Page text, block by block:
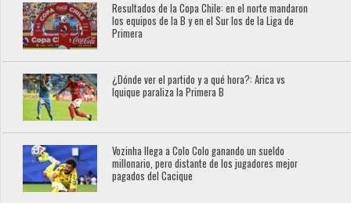
Resultados de la Copa Chile: en el norte mandaron
los equipos de la B y en el Sur los de la Liga de
Primera
¿Dónde ver el partido y a qué hora?: Arica vs
Iquique paraliza la Primera B
Vozinha llega a Colo Colo ganando un sueldo
millonario, pero distante de los jugadores mejor
pagados del Cacique